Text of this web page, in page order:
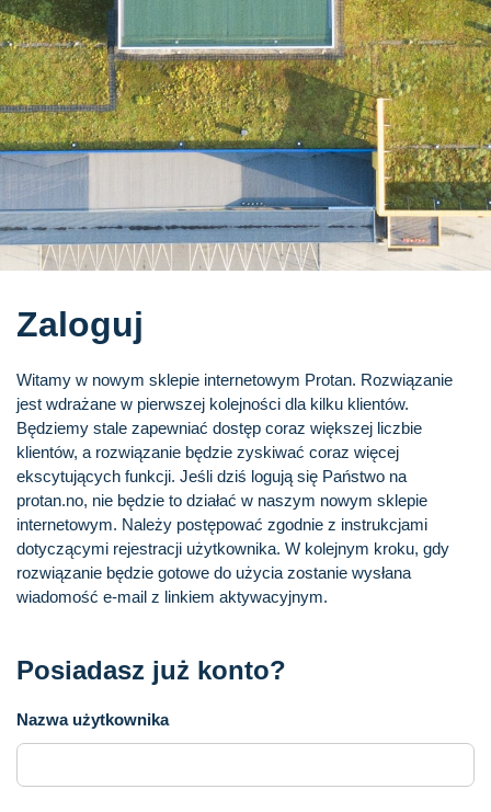
Zaloguj
Witamy w nowym sklepie internetowym Protan. Rozwiązanie
jest wdrażane w pierwszej kolejności dla kilku klientów.
Będziemy stale zapewniać dostęp coraz większej liczbie
klientów, a rozwiązanie będzie zyskiwać coraz więcej
ekscytujących funkcji. Jeśli dziś logują się Państwo na
protan.no, nie będzie to działać w naszym nowym sklepie
internetowym. Należy postępować zgodnie z instrukcjami
dotyczącymi rejestracji użytkownika. W kolejnym kroku, gdy
rozwiązanie będzie gotowe do użycia zostanie wysłana
wiadomość e-mail z linkiem aktywacyjnym.
Posiadasz już konto?
Nazwa użytkownika